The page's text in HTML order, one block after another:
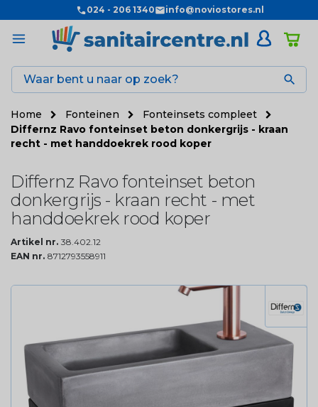
024 - 206 1340 info@noviostores.nl

Home Fonteinen
Fonteinsets compleet
Differnz Ravo fonteinset beton donkergrijs - kraan
recht - met handdoekrek rood koper
Differnz Ravo fonteinset beton
donkergrijs - kraan recht - met
handdoekrek rood koper
Artikel nr. 38.402.12
EAN nr. 8712793558911